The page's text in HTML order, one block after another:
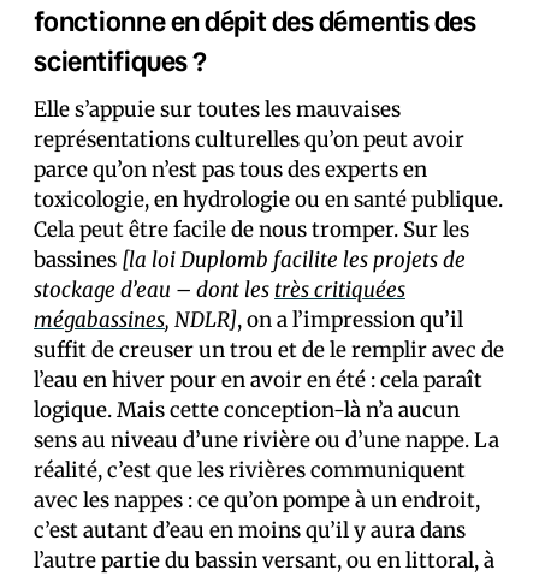
fonctionne en dépit des démentis des
scientifiques ?
Elle s’appuie sur toutes les mauvaises
représentations culturelles qu’on peut avoir
parce qu’on n’est pas tous des experts en
toxicologie, en hydrologie ou en santé publique.
Cela peut être facile de nous tromper. Sur les
bassines [la loi Duplomb facilite les projets de
stockage d’eau – dont les très critiquées
mégabassines, NDLR], on a l’impression qu’il
suffit de creuser un trou et de le remplir avec de
l’eau en hiver pour en avoir en été : cela paraît
logique. Mais cette conception-là n’a aucun
sens au niveau d’une rivière ou d’une nappe. La
réalité, c’est que les rivières communiquent
avec les nappes : ce qu’on pompe à un endroit,
c’est autant d’eau en moins qu’il y aura dans
l’autre partie du bassin versant, ou en littoral, à